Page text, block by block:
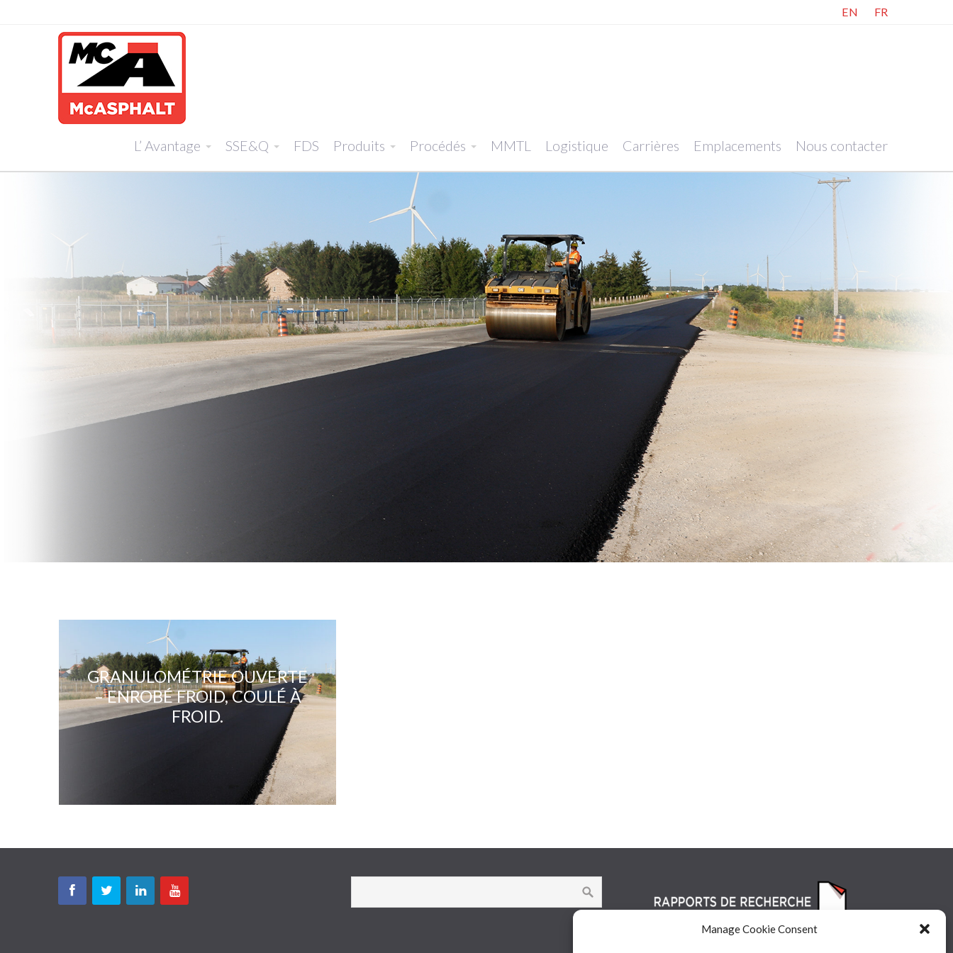
Manage Cookie Consent
EN FR
L’ Avantage SSE&Q FDS Produits Procédés MMTL Logistique Carrières Emplacements Nous contacter
GRANULOMÉTRIE OUVERTE
– ENROBÉ FROID, COULÉ À
FROID.